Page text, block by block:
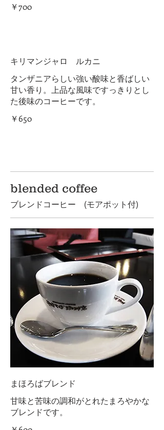
￥700
キリマンジャロ ルカニ
タンザニアらしい強い酸味と香ばしい
甘い香り。上品な風味ですっきりとし
た後味のコーヒーです。
￥650
blended coffee
ブレンドコーヒー (モアポット付)
まほろばブレンド
甘味と苦味の調和がとれたまろやかな
ブレンドです。